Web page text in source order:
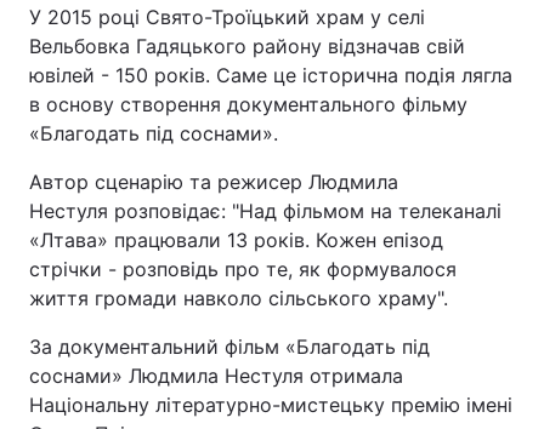
У 2015 році Свято-Троїцький храм у селі
Вельбовка Гадяцького району відзначав свій
ювілей - 150 років. Саме це історична подія лягла
в основу створення документального фільму
«Благодать під соснами».
Автор сценарію та режисер Людмила
Нестуля розповідає: "Над фільмом на телеканалі
«Лтава» працювали 13 років. Кожен епізод
стрічки - розповідь про те, як формувалося
життя громади навколо сільського храму".
За документальний фільм «Благодать під
соснами» Людмила Нестуля отримала
Національну літературно-мистецьку премію імені